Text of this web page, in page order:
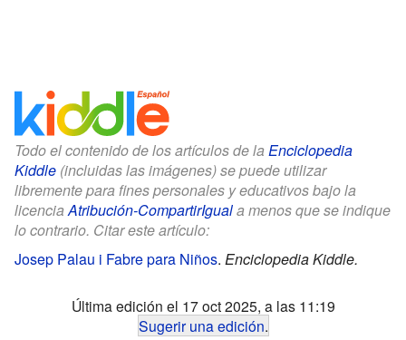
Todo el contenido de los artículos de la Enciclopedia
Kiddle (incluidas las imágenes) se puede utilizar
libremente para fines personales y educativos bajo la
licenciaAtribución-CompartirIguala menos que se indique
lo contrario. Citar este artículo:
Josep Palau i Fabre para Niños. Enciclopedia Kiddle.
Última edición el 17 oct 2025, a las 11:19
Sugerir una edición.